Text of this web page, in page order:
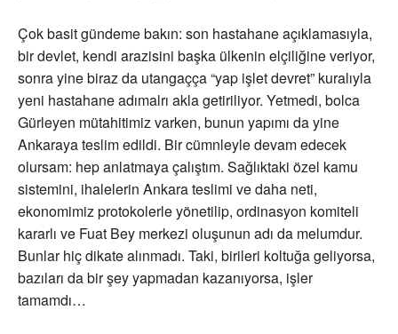
Çok basit gündeme bakın: son hastahane açıklamasıyla,
bir devlet, kendi arazisini başka ülkenin elçiliğine veriyor,
sonra yine biraz da utangaçça “yap işlet devret” kuralıyla
yeni hastahane adımalrı akla getiriliyor. Yetmedi, bolca
Gürleyen mütahitimiz varken, bunun yapımı da yine
Ankaraya teslim edildi. Bir cümnleyle devam edecek
olursam: hep anlatmaya çalıştım. Sağlıktaki özel kamu
sistemini, ihalelerin Ankara teslimi ve daha neti,
ekonomimiz protokolerle yönetilip, ordinasyon komiteli
kararlı ve Fuat Bey merkezi oluşunun adı da melumdur.
Bunlar hiç dikate alınmadı. Taki, birileri koltuğa geliyorsa,
bazıları da bir şey yapmadan kazanıyorsa, işler
tamamdı…